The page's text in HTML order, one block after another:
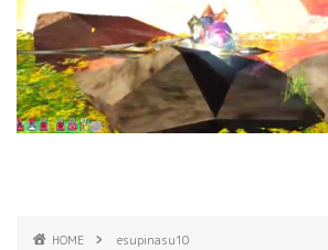
HOME esupinasu10